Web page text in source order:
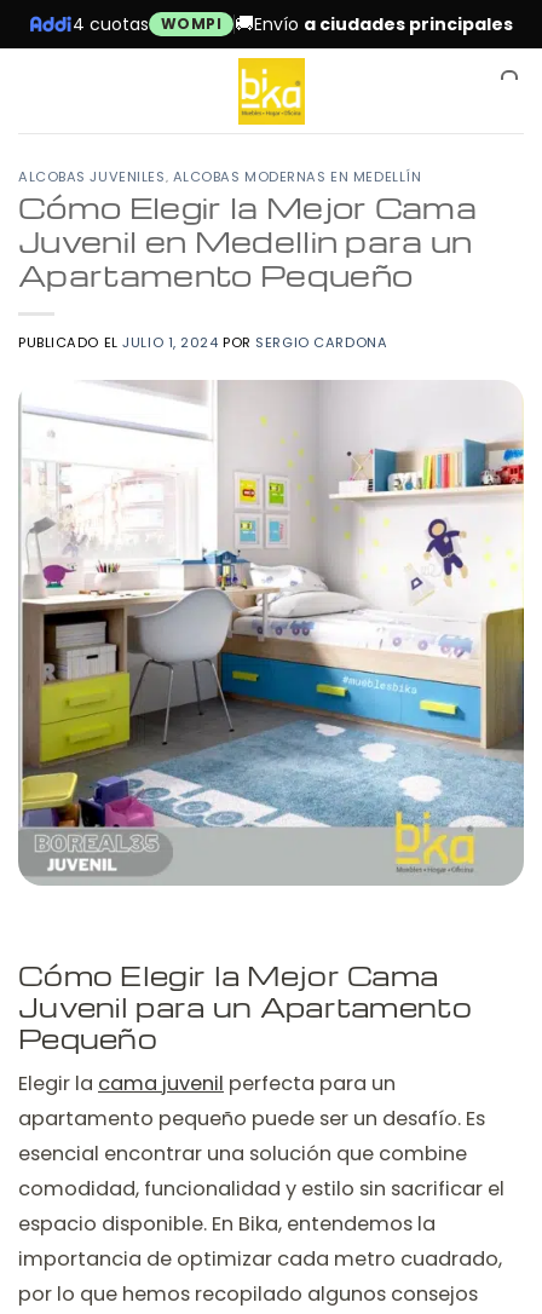
Skip
to
4 cuotas WOMPI 🚚Envío a ciudades principales
ALCOBAS JUVENILES ALCOBAS MODERNAS EN MEDELLÍN
Cómo Elegir la Mejor Cama
Juvenil en Medellin para un
Apartamento Pequeño
PUBLICADO ELJULIO 1, 2024 POR SERGIO CARDONA
Cómo Elegir la Mejor Cama
Juvenil para un Apartamento
Pequeño
Elegir la cama juvenil perfecta para un
apartamento pequeño puede ser un desafío. Es
esencial encontrar una solución que combine
comodidad, funcionalidad y estilo sin sacrificar el
espacio disponible. En Bika, entendemos la
importancia de optimizar cada metro cuadrado,
por lo que hemos recopilado algunos consejos